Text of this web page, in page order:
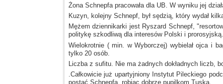
Żona Schnepfa pracowała dla UB. W wyniku jej
Kuzyn, kolejny Schnepf, był sędzią, który wydał
Mężem dziennikarki jest Ryszard Schnepf,
politykę szkodliwą dla interesów Polski i prorosyjską.
Wielokrotnie ( min. w Wyborczej) wybielał ojcai
tylko 20 osób.
Liczba z sufitu.
Nie ma żadnych dokładnych liczb,
.Całkowicie już upartyjniony Instytut Pileckiego
postać Schnepfa, robiąc dobrze pupilkom Tuska.